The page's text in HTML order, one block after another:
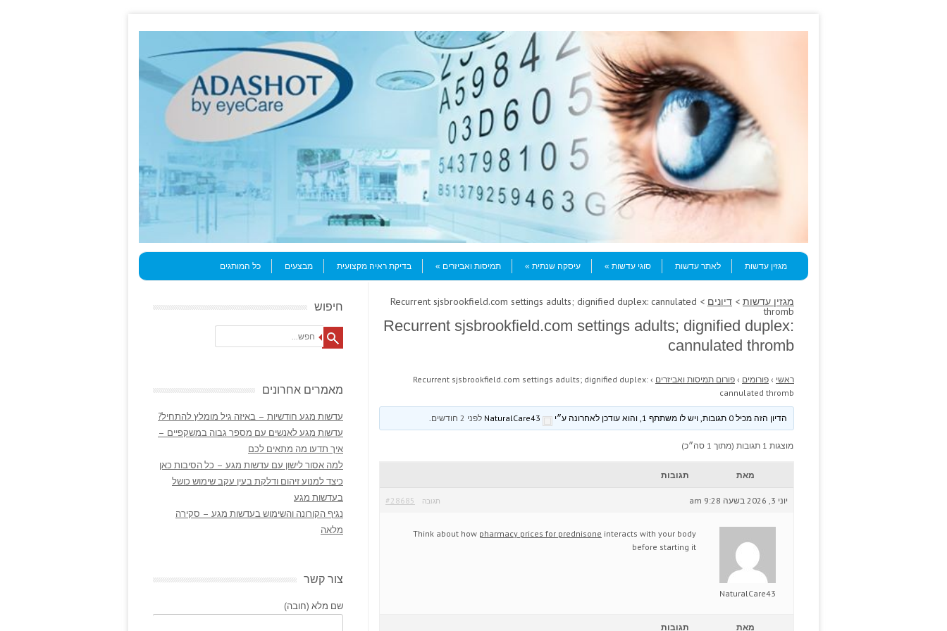
Menu
Skip to content
מגזין עדשות
לאתר עדשות סוגי עדשות עיסקה שנתית תמיסות ואביזרים בדיקת ראיה מקצועית מבצעים כל המותגים
מגזין עדשות > דיונים > Recurrent sjsbrookfield.com settings adults; dignified duplex: cannulated
thromb
Recurrent sjsbrookfield.com settings adults; dignified duplex:
cannulated thromb
ראשי › פורומים › פורום תמיסות ואביזרים ›
Recurrent sjsbrookfield.com settings adults; dignified duplex:
cannulated thromb
הדיון הזה מכיל 0 תגובות, ויש לו משתתף 1, והוא עודכן לאחרונה ע״י לפני 2 חודשים
מוצגות 1 תגובות (מתוך 1 סה״כ)
מאת תגובות
יוני 3, 2026 בשעה 9:28 am #28685 תגובה
NaturalCare43
Think about how pharmacy prices for prednisone interacts with your body
before starting it
מאת תגובות
חיפוש
Search
מאמרים אחרונים
עדשות מגע חודשיות – באיזה גיל מומלץ להתחיל?
עדשות מגע לאנשים עם מספר גבוה במשקפיים –
איך תדעו מה מתאים לכם
למה אסור לישון עם עדשות מגע – כל הסיבות כאן
כיצד למנוע זיהום ודלקת בעין עקב שימוש כושל
בעדשות מגע
נגיף הקורונה והשימוש בעדשות מגע – סקירה
מלאה
צור קשר
שם מלא (חובה)